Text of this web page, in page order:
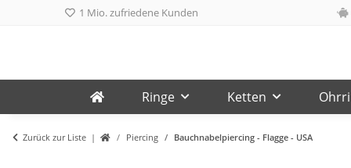
1 Mio. zufriedene Kunden
Ringe Ketten
Zurück zur Liste Piercing Bauchnabelpiercing - Flagge - USA